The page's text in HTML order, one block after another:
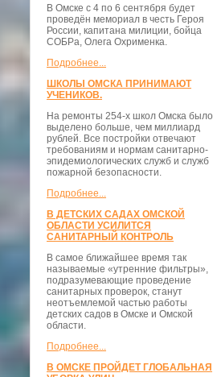
В Омске с 4 по 6 сентября будет
проведён мемориал в честь Героя
России, капитана милиции, бойца
СОБРа, Олега Охрименка.
Подробнее...
ШКОЛЫ ОМСКА ПРИНИМАЮТ
УЧЕНИКОВ.
На ремонты 254-х школ Омска было
выделено больше, чем миллиард
рублей. Все постройки отвечают
требованиям и нормам санитарно-
эпидемиологических служб и служб
пожарной безопасности.
Подробнее...
В ДЕТСКИХ САДАХ ОМСКОЙ
ОБЛАСТИ УСИЛИТСЯ
САНИТАРНЫЙ КОНТРОЛЬ
В самое ближайшее время так
называемые «утренние фильтры»,
подразумевающие проведение
санитарных проверок, станут
неотъемлемой частью работы
детских садов в Омске и Омской
области.
Подробнее...
В ОМСКЕ ПРОЙДЕТ ГЛОБАЛЬНАЯ